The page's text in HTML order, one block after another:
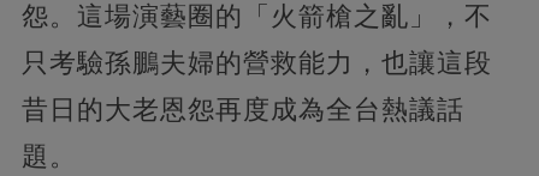
怨。這場演藝圈的「火箭槍之亂」，不
只考驗孫鵬夫婦的營救能力，也讓這段
昔日的大老恩怨再度成為全台熱議話
題。